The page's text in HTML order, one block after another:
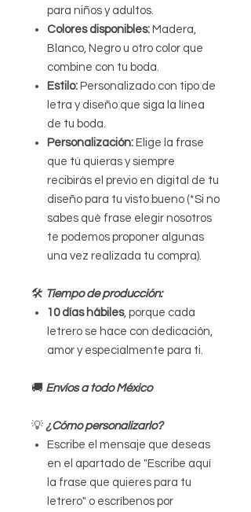
para niños y adultos.
Colores disponibles: Madera,
Blanco, Negro u otro color que
combine con tu boda.
Estilo: Personalizado con tipo de
letra y diseño que siga la línea
de tu boda.
Personalización: Elige la frase
que tú quieras y siempre
recibirás el previo en digital de tu
diseño para tu visto bueno (*Si no
sabes qué frase elegir nosotros
te podemos proponer algunas
una vez realizada tu compra).
🛠 Tiempo de producción:
10 días hábiles, porque cada
letrero se hace con dedicación,
amor y especialmente para ti.
🚚 Envíos a todo México
💡 ¿Cómo personalizarlo?
Escribe el mensaje que deseas
en el apartado de "Escribe aquí
la frase que quieres para tu
letrero" o escríbenos por